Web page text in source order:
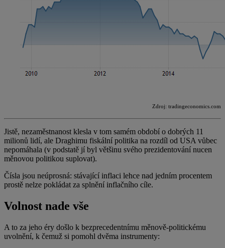
Zdroj: tradingeconomics.com
Jistě, nezaměstnanost klesla v tom samém období o dobrých 11
milionů lidí, ale Draghimu fiskální politika na rozdíl od USA vůbec
nepomáhala (v podstatě jí byl většinu svého prezidentování nucen
měnovou politikou suplovat).
Čísla jsou neúprosná: stávající inflaci lehce nad jedním procentem
prostě nelze pokládat za splnění inflačního cíle.
Volnost nade vše
A to za jeho éry došlo k bezprecedentnímu měnově-politickému
uvolnění, k čemuž si pomohl dvěma instrumenty: